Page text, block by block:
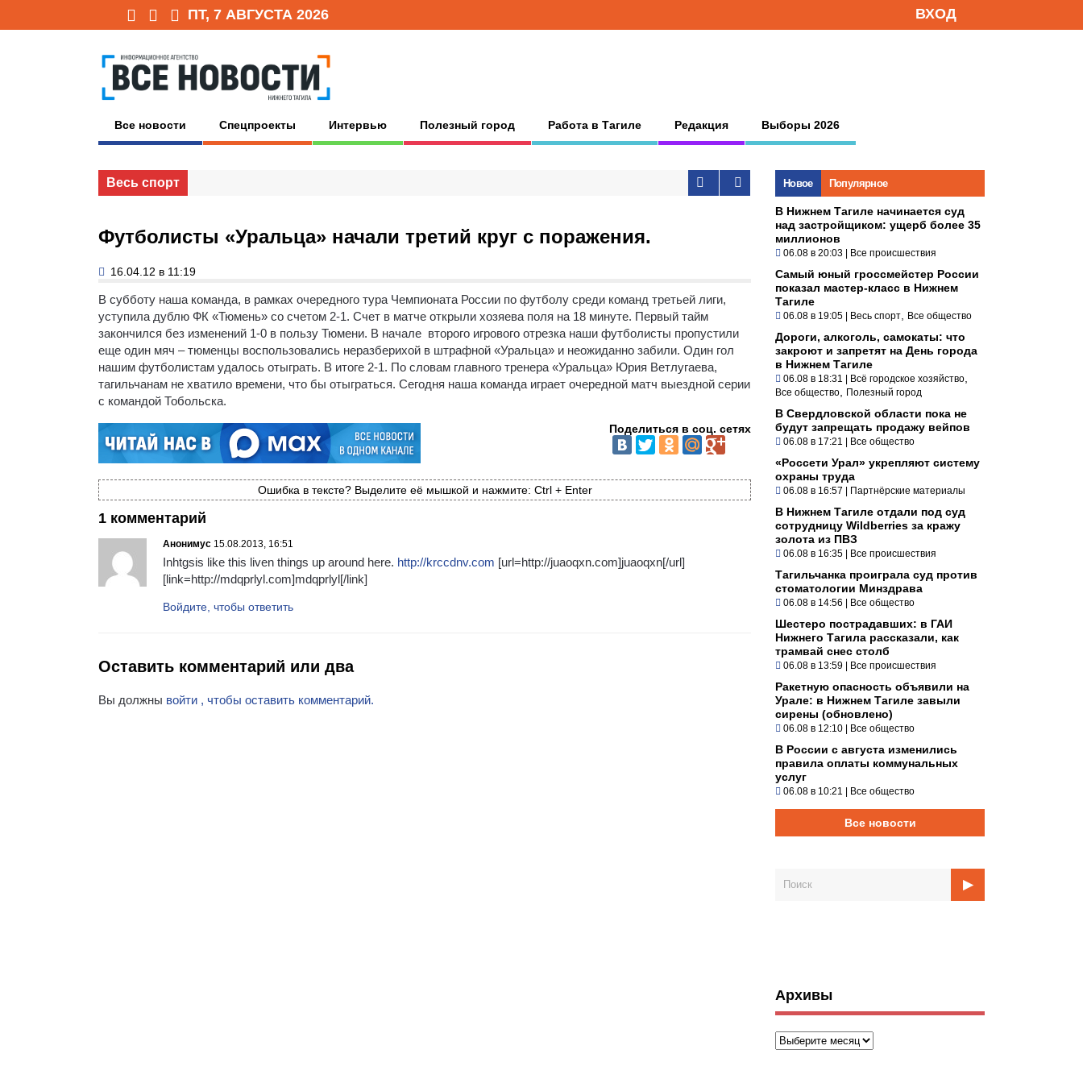
ПТ, 7 АВГУСТА 2026 ВХОД
Все новости Спецпроекты Интервью Полезный город Работа в Тагиле Редакция Выборы 2026
Весь спорт
Футболисты «Уральца» начали третий круг с поражения.
16.04.12 в 11:19
В субботу наша команда, в рамках очередного тура Чемпионата России по футболу среди команд третьей лиги,
уступила дублю ФК «Тюмень» со счетом 2-1. Счет в матче открыли хозяева поля на 18 минуте. Первый тайм
закончился без изменений 1-0 в пользу Тюмени. В начале второго игрового отрезка наши футболисты пропустили
еще один мяч – тюменцы воспользовались неразберихой в штрафной «Уральца» и неожиданно забили. Один гол
нашим футболистам удалось отыграть. В итоге 2-1. По словам главного тренера «Уральца» Юрия Ветлугаева,
тагильчанам не хватило времени, что бы отыграться. Сегодня наша команда играет очередной матч выездной серии
с командой Тобольска.
Поделиться в соц. сетях
Ошибка в тексте? Выделите её мышкой и нажмите: Ctrl + Enter
1 комментарий
Анонимус 15.08.2013, 16:51
Inhtgsis like this liven things up around here. http://krccdnv.com [url=http://juaoqxn.com]juaoqxn[/url]
[link=http://mdqprlyl.com]mdqprlyl[/link]
Войдите, чтобы ответить
Оставить комментарий или два
Вы должны войти , чтобы оставить комментарий.
Новое Популярное
В Нижнем Тагиле начинается суд
над застройщиком: ущерб более 35
миллионов
06.08 в 20:03 | Все происшествия
Самый юный гроссмейстер России
показал мастер-класс в Нижнем
Тагиле
06.08 в 19:05 | Весь спорт Все общество
Дороги, алкоголь, самокаты: что
закроют и запретят на День города
в Нижнем Тагиле
06.08 в 18:31 | Всё городское хозяйство
Все общество Полезный город
В Свердловской области пока не
будут запрещать продажу вейпов
06.08 в 17:21 | Все общество
«Россети Урал» укрепляют систему
охраны труда
06.08 в 16:57 | Партнёрские материалы
В Нижнем Тагиле отдали под суд
сотрудницу Wildberries за кражу
золота из ПВЗ
06.08 в 16:35 | Все происшествия
Тагильчанка проиграла суд против
стоматологии Минздрава
06.08 в 14:56 | Все общество
Шестеро пострадавших: в ГАИ
Нижнего Тагила рассказали, как
трамвай снес столб
06.08 в 13:59 | Все происшествия
Ракетную опасность объявили на
Урале: в Нижнем Тагиле завыли
сирены (обновлено)
06.08 в 12:10 | Все общество
В России с августа изменились
правила оплаты коммунальных
услуг
06.08 в 10:21 | Все общество
Все новости
Архивы
Архивы